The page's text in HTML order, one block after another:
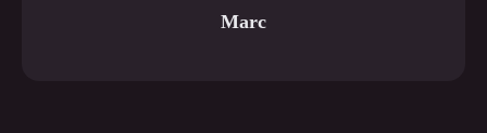
Marc